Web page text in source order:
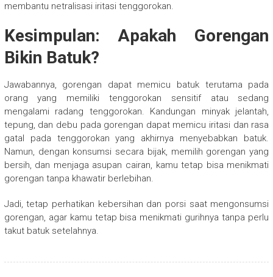
membantu netralisasi iritasi tenggorokan.
Kesimpulan: Apakah Gorengan
Bikin Batuk?
Jawabannya, gorengan dapat memicu batuk terutama pada
orang yang memiliki tenggorokan sensitif atau sedang
mengalami radang tenggorokan. Kandungan minyak jelantah,
tepung, dan debu pada gorengan dapat memicu iritasi dan rasa
gatal pada tenggorokan yang akhirnya menyebabkan batuk.
Namun, dengan konsumsi secara bijak, memilih gorengan yang
bersih, dan menjaga asupan cairan, kamu tetap bisa menikmati
gorengan tanpa khawatir berlebihan.
Jadi, tetap perhatikan kebersihan dan porsi saat mengonsumsi
gorengan, agar kamu tetap bisa menikmati gurihnya tanpa perlu
takut batuk setelahnya.